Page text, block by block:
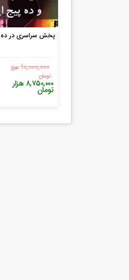
پخش سراسری در ده
۱۰,۰۰۰,۰۰۰ هزار
تومان
۸,۷۵۰,۰۰۰ هزار
تومان